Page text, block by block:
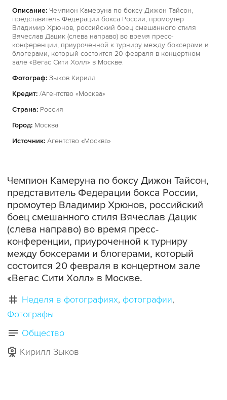
Описание: Чемпион Камеруна по боксу Дижон Тайсон,
представитель Федерации бокса России, промоутер
Владимир Хрюнов, российский боец смешанного стиля
Вячеслав Дацик (слева направо) во время пресс-
конференции, приуроченной к турниру между боксерами и
блогерами, который состоится 20 февраля в концертном
зале «Вегас Сити Холл» в Москве.
Фотограф: Зыков Кирилл
Кредит: /Агентство «Москва»
Страна: Россия
Город: Москва
Источник: Агентство «Москва»
Чемпион Камеруна по боксу Дижон Тайсон,
представитель Федерации бокса России,
промоутер Владимир Хрюнов, российский
боец смешанного стиля Вячеслав Дацик
(слева направо) во время пресс-
конференции, приуроченной к турниру
между боксерами и блогерами, который
состоится 20 февраля в концертном зале
«Вегас Сити Холл» в Москве.
Неделя в фотографиях фотографии
Фотографы
Общество
Кирилл Зыков